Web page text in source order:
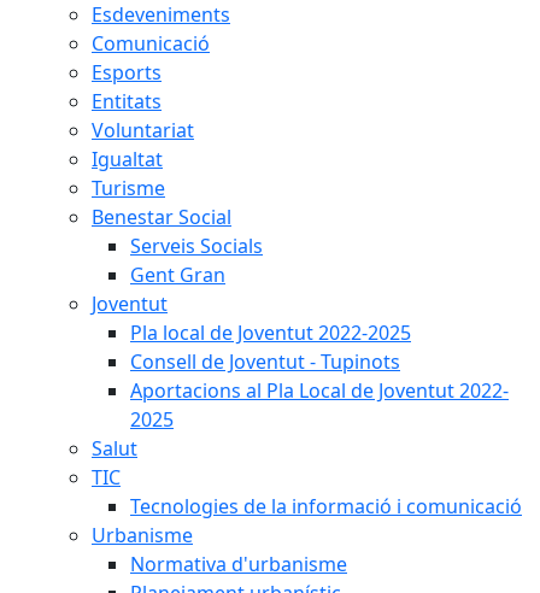
Esdeveniments
Comunicació
Esports
Entitats
Voluntariat
Igualtat
Turisme
Benestar Social
Serveis Socials
Gent Gran
Joventut
Pla local de Joventut 2022-2025
Consell de Joventut - Tupinots
Aportacions al Pla Local de Joventut 2022-
2025
Salut
TIC
Tecnologies de la informació i comunicació
Urbanisme
Normativa d'urbanisme